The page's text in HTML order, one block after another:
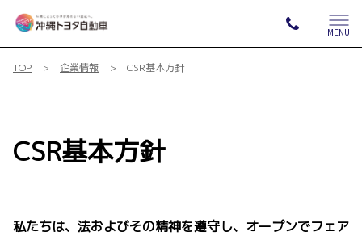
MENU
TOP 企業情報 CSR基本方針
CSR基本方針
私たちは、法およびその精神を遵守し、オープンでフェア